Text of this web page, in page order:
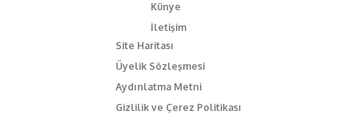
Künye
İletişim
Site Haritası
Üyelik Sözleşmesi
Aydınlatma Metni
Gizlilik ve Çerez Politikası